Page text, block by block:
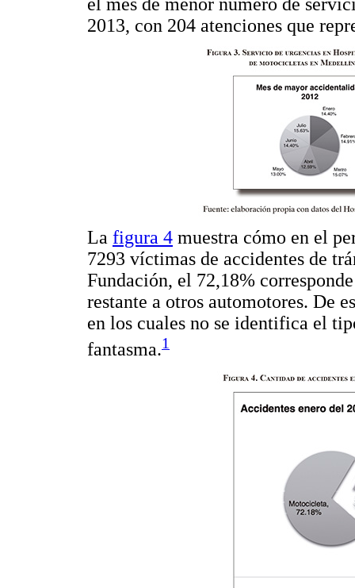
2013, con 204 atenciones que
La figura 4 muestra cómo en el
7293 víctimas de accidentes de
Fundación, el 72,18%
restante a otros automotores. De
en los cuales no se identifica el
fantasma.1